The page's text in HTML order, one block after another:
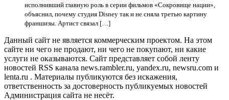
исполнивший главную роль в серии фильмов «Сокровище нации»,
объяснил, почему студия Disney так и не сняла третью картину
франшизы. Артист связал […]
Данный сайт не является коммерческим проектом. На этом
сайте ни чего не продают, ни чего не покупают, ни какие
услуги не оказываются. Сайт представляет собой ленту
новостей RSS канала news.rambler.ru, yandex.ru, newsru.com и
lenta.ru . Материалы публикуются без искажения,
ответственность за достоверность публикуемых новостей
Администрация сайта не несёт.